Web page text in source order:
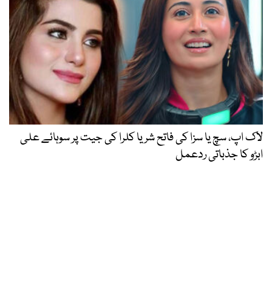
لاک اپ، سچ یا سزا کی فاتح شریا کلرا کی جیت پر سوہائے علی
ابڑو کا جذباتی ردعمل